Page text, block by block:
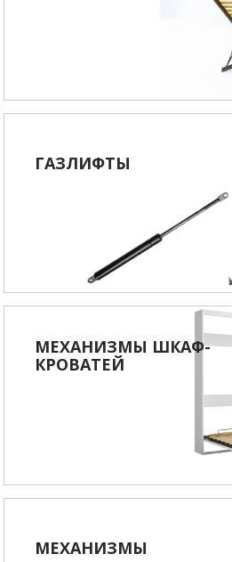
ГАЗЛИФТЫ
МЕХАНИЗМЫ ШКАФ-
КРОВАТЕЙ
МЕХАНИЗМЫ